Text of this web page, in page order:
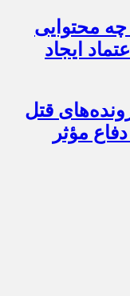
محتوایی
ایجاد
قتل
مؤثر